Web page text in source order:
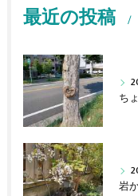
最近の投稿
ち
岩